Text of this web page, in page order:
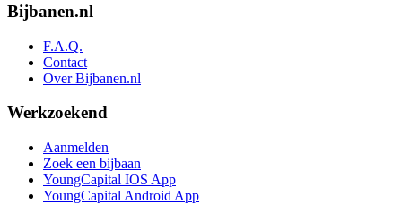
Bijbanen.nl
F.A.Q.
Contact
Over Bijbanen.nl
Werkzoekend
Aanmelden
Zoek een bijbaan
YoungCapital IOS App
YoungCapital Android App